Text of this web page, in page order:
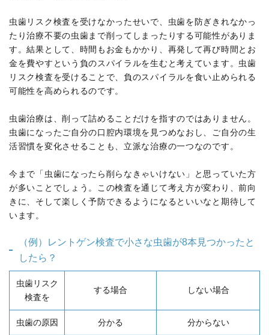
虫歯リスク検査を受けなかったせいで、虫歯を防ぎきれなかっ
たり治療不要の虫歯まで削ってしまったりする可能性がありま
す。結果として、時間もお金もかかり、再発して再び時間とお
金を費やすという負のスパイラルを生むと考えています。虫歯
リスク検査を受けることで、負のスパイラルを食い止められる
可能性を高められるのです。
虫歯治療は、削って詰めることだけを指すのではありません。
虫歯になったご自分の口腔内環境を見つめなおし、ご自分の生
活習慣を変化させることも、立派な治療の一つなのです。
今まで「虫歯になったら削らなきゃいけない」と思っていた方
が多いことでしょう。この検査を通じて考え方が変わり、前向
きに、そして楽しく予防できるようになるといいなと期待して
います。
（例）レントゲン検査で小さな虫歯が8本見つかったと
したら？
虫歯リスク
検査を
する場合 しない場合
虫歯の原因 分かる 分からない